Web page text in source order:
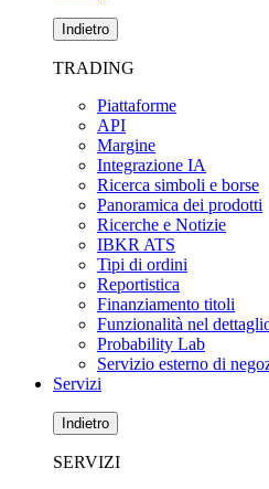
Indietro
TRADING
Piattaforme
API
Margine
Integrazione IA
Ricerca simboli e borse
Panoramica dei prodotti
Ricerche e Notizie
IBKR ATS
Tipi di ordini
Reportistica
Finanziamento titoli
Funzionalità nel
Probability Lab
Servizio esterno di
Servizi
Indietro
SERVIZI